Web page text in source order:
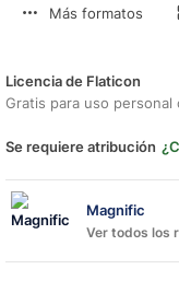
Más formatos
Licencia de Flaticon
Gratis para uso
Se requiere atribución
Magnific
Ver todos los